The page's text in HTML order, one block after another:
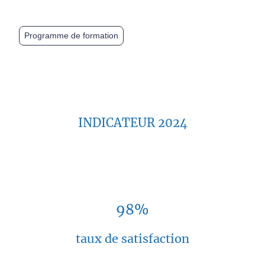
Programme de formation
INDICATEUR 2024
98%
taux de satisfaction